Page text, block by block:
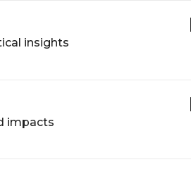
insights
impacts